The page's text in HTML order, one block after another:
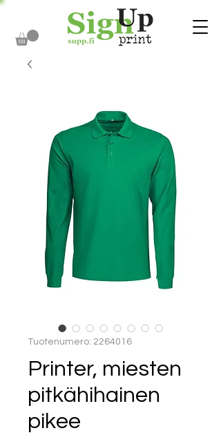
Tuotenumero: 2264016
Printer, miesten
pitkähihainen
pikee